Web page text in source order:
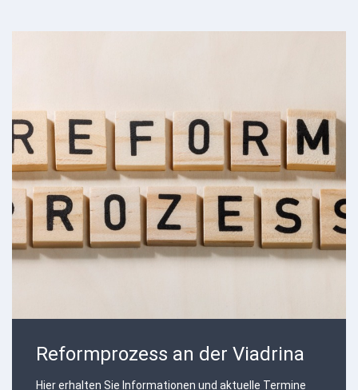
Reformprozess an der Viadrina
Hier erhalten Sie Informationen und aktuelle Termine